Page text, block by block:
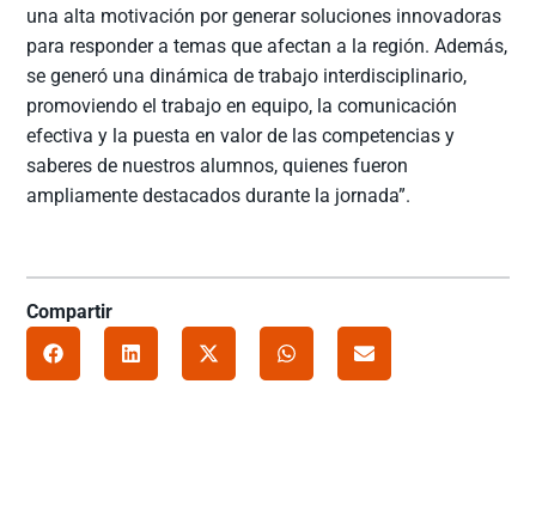
una alta motivación por generar soluciones innovadoras
para responder a temas que afectan a la región. Además,
se generó una dinámica de trabajo interdisciplinario,
promoviendo el trabajo en equipo, la comunicación
efectiva y la puesta en valor de las competencias y
saberes de nuestros alumnos, quienes fueron
ampliamente destacados durante la jornada”.
Compartir